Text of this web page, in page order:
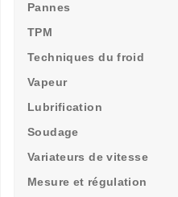
Pannes
TPM
Techniques du froid
Vapeur
Lubrification
Soudage
Variateurs de vitesse
Mesure et régulation